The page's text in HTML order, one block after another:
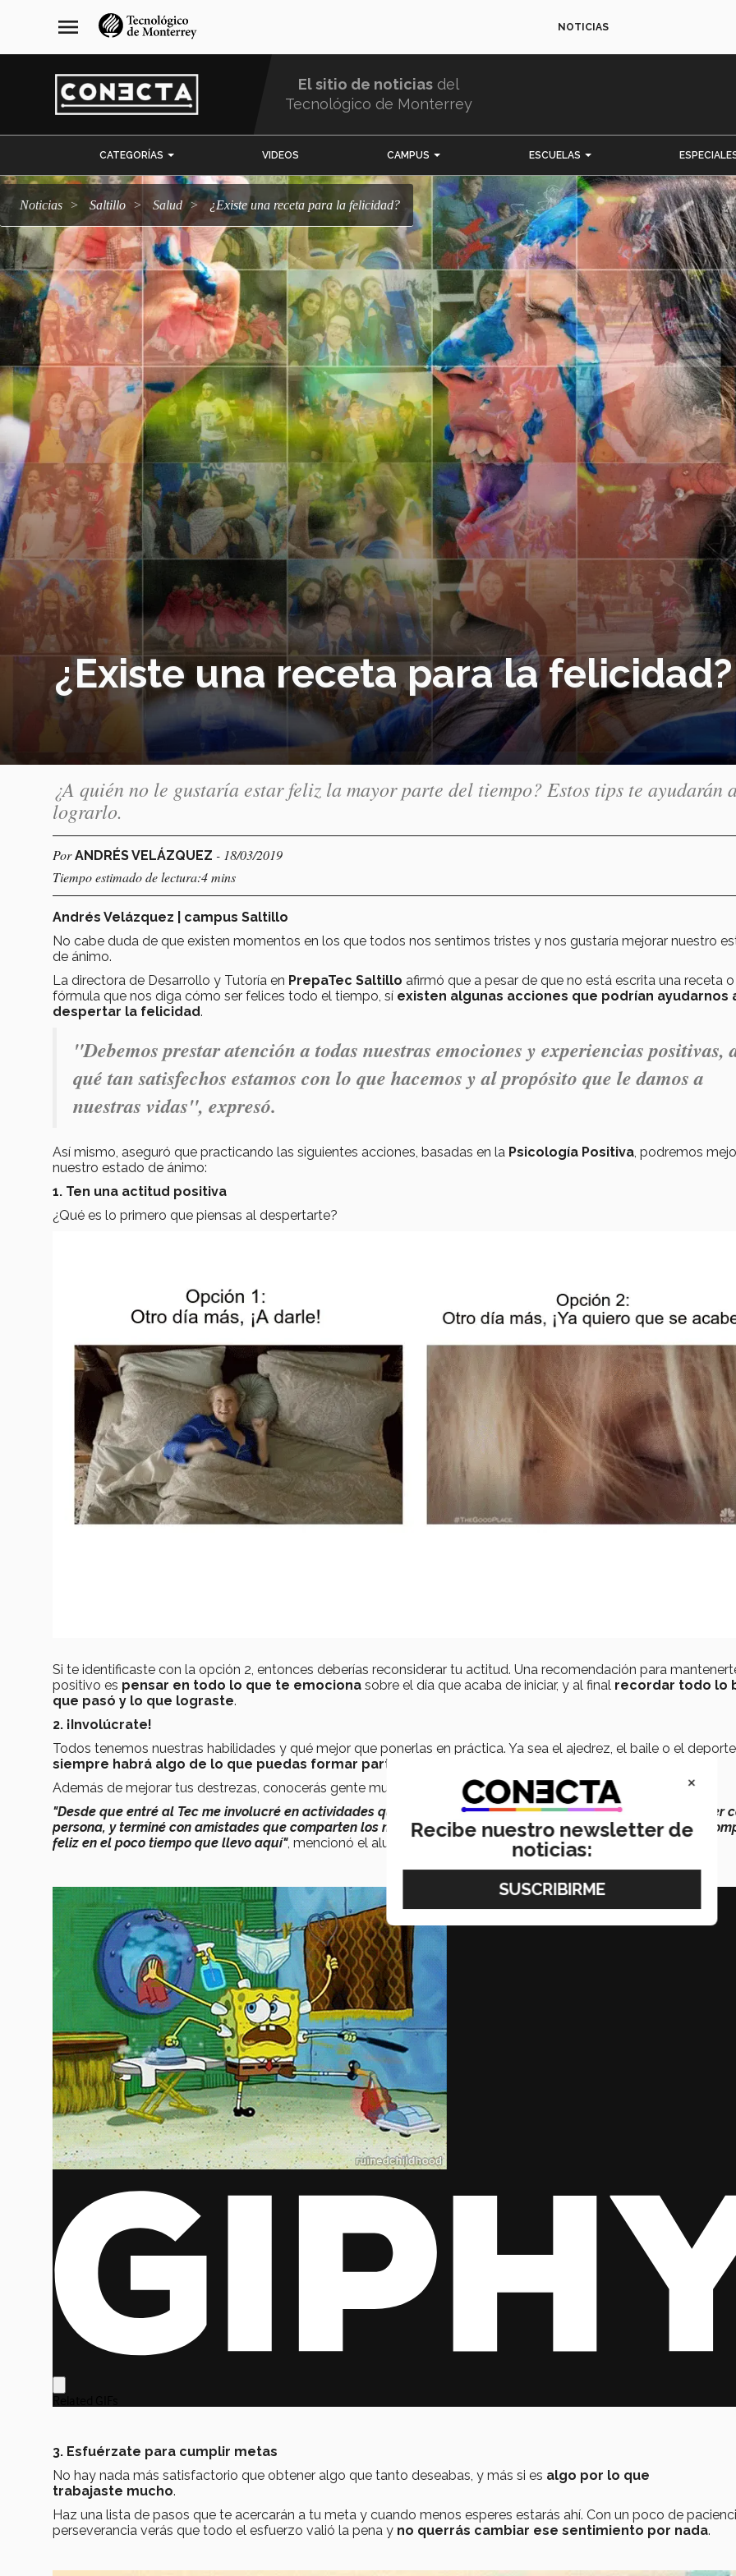
navegación
principal
menu NOTICIAS
El sitio de noticias del
Tecnológico de Monterrey
CATEGORÍAS VIDEOS CAMPUS ESCUELAS
Noticias Saltillo salud ¿Existe una receta para la felicidad?
¿Existe una receta para la felicidad?
¿A quién no le gustaría estar feliz la mayor parte del tiempo? Estos tips te ayudarán
lograrlo.
PorANDRÉS VELÁZQUEZ - 18/03/2019
Tiempo estimado de lectura:4 mins
Andrés Velázquez | campus Saltillo
No cabe duda de que existen momentos en los que todos nos sentimos tristes y nos gustaría mejorar nuestro
de ánimo.
La directora de Desarrollo y Tutoría en PrepaTec Saltillo afirmó que a pesar de que no está escrita una receta o
fórmula que nos diga cómo ser felices todo el tiempo, sí existen algunas acciones que podrían ayudarnos
despertar la felicidad.
"Debemos prestar atención a todas nuestras emociones y experiencias positivas,
qué tan satisfechos estamos con lo que hacemos y al propósito que le damos a
nuestras vidas", expresó.
Así mismo, aseguró que practicando las siguientes acciones, basadas en la Psicología Positiva , podremos
nuestro estado de ánimo:
1. Ten una actitud positiva
¿Qué es lo primero que piensas al despertarte?
Si te identificaste con la opción 2, entonces deberías reconsiderar tu actitud. Una recomendación para
positivo es pensar en todo lo que te emociona sobre el día que acaba de iniciar, y al final recordar todo lo
que pasó y lo que lograste.
2. ¡Involúcrate!
Todos tenemos nuestras habilidades y qué mejor que ponerlas en práctica. Ya sea el ajedrez, el baile o el deporte,
siempre habrá algo de lo que puedas formar parte
Además de mejorar tus destrezas, conocerás gente muy parecida a ti y encontrarás un lugar para expresarte.
"Desde que entré al Tec me involucré en actividades que pensé que me ayudarían a desarrollarme y a crecer
persona, y terminé con amistades que comparten los mismos gustos que yo. Gracias a esto me he sentido
feliz en el poco tiempo que llevo aquí", mencionó el alumno Daniel Valdés.
3. Esfuérzate para cumplir metas
No hay nada más satisfactorio que obtener algo que tanto deseabas, y más si es algo por lo que
trabajaste mucho.
Haz una lista de pasos que te acercarán a tu meta y cuando menos esperes estarás ahí. Con un poco de
perseverancia verás que todo el esfuerzo valió la pena y no querrás cambiar ese sentimiento por nada.
×
Recibe nuestro newsletter de
noticias: